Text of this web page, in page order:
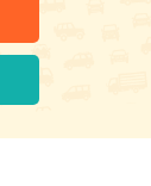
、サウナ、露
す！
した合宿をし